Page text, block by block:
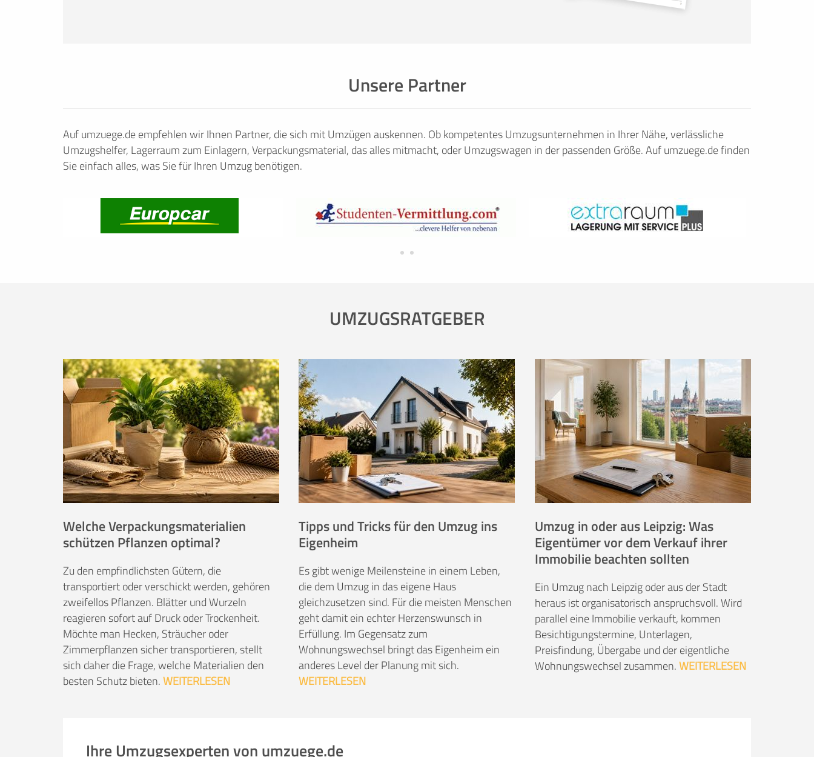
Unsere Partner
Auf umzuege.de empfehlen wir Ihnen Partner, die sich mit Umzügen auskennen. Ob kompetentes Umzugsunternehmen in Ihrer Nähe, verlässliche
Umzugshelfer, Lagerraum zum Einlagern, Verpackungsmaterial, das alles mitmacht, oder Umzugswagen in der passenden Größe. Auf umzuege.de finden
Sie einfach alles, was Sie für Ihren Umzug benötigen.
UMZUGSRATGEBER
Welche Verpackungsmaterialien
schützen Pflanzen optimal?
Zu den empfindlichsten Gütern, die
transportiert oder verschickt werden, gehören
zweifellos Pflanzen. Blätter und Wurzeln
reagieren sofort auf Druck oder Trockenheit.
Möchte man Hecken, Sträucher oder
Zimmerpflanzen sicher transportieren, stellt
sich daher die Frage, welche Materialien den
besten Schutz bieten.WEITERLESEN
Tipps und Tricks für den Umzug ins
Eigenheim
Es gibt wenige Meilensteine in einem Leben,
die dem Umzug in das eigene Haus
gleichzusetzen sind. Für die meisten Menschen
geht damit ein echter Herzenswunsch in
Erfüllung. Im Gegensatz zum
Wohnungswechsel bringt das Eigenheim ein
anderes Level der Planung mit sich.
WEITERLESEN
Umzug in oder aus Leipzig: Was
Eigentümer vor dem Verkauf ihrer
Immobilie beachten sollten
Ein Umzug nach Leipzig oder aus der Stadt
heraus ist organisatorisch anspruchsvoll. Wird
parallel eine Immobilie verkauft, kommen
Besichtigungstermine, Unterlagen,
Preisfindung, Übergabe und der eigentliche
Wohnungswechsel zusammen.WEITERLESEN
Ihre Umzugsexperten von umzuege.de